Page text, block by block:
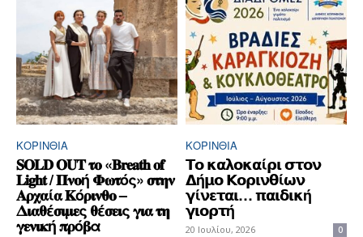
ΚΟΡΙΝΘΊΑ
𝐒𝐎𝐋𝐃 𝐎𝐔𝐓 𝛕𝛐 «𝐁𝐫𝐞𝐚𝐭𝐡 𝐨𝐟
𝐋𝐢𝐠𝐡𝐭 / 𝚷𝛎𝛐ή 𝚽𝛚𝛕ός» 𝛔𝛕𝛈𝛎
𝚨𝛒𝛘𝛂ί𝛂 𝚱ό𝛒𝛊𝛎𝛉𝛐 –
𝚫𝛊𝛂𝛉έ𝛔𝛊𝛍𝛆ς 𝛉έ𝛔𝛆𝛊ς 𝛄𝛊𝛂 𝛕𝛈
𝛄𝛆𝛎𝛊𝛋ή 𝛑𝛒ό𝛃α
ΚΟΡΙΝΘΊΑ
𝝩𝝾 𝝹𝝰𝝺𝝾𝝹𝝰ί𝞀𝝸 𝞂𝞃𝝾𝝼
𝝙ή𝝻𝝾 𝝟𝝾𝞀𝝸𝝼𝝷ί𝞈𝝼
𝝲ί𝝼𝝴𝞃𝝰𝝸… 𝝿𝝰𝝸𝝳𝝸𝝹ή
𝝲𝝸𝝾𝞀𝞃ή
20 Ιουλίου, 2026 0